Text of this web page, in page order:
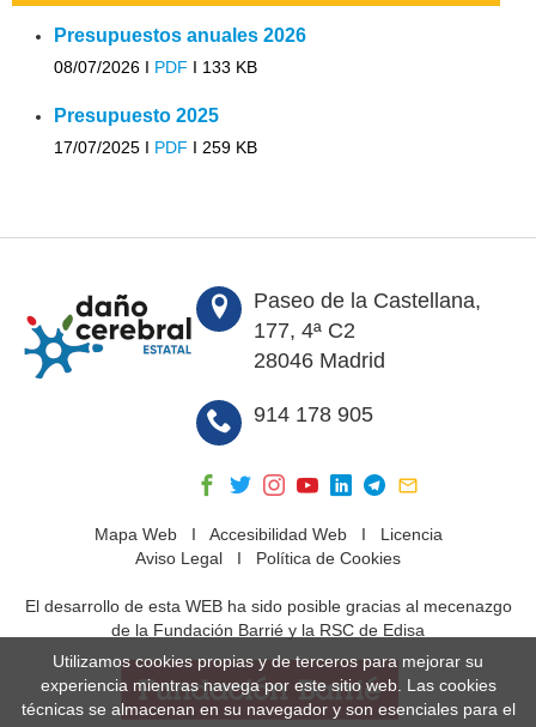
Presupuestos anuales 2026
08/07/2026 I PDF I 133 KB
Presupuesto 2025
17/07/2025 I PDF I 259 KB
Paseo de la Castellana,
177, 4ª C2
28046 Madrid
914 178 905
Mapa WebI Accesibilidad WebI Licencia
Aviso Legal I Política de Cookies
El desarrollo de esta WEB ha sido posible gracias al mecenazgo
de la Fundación Barrié y la RSC de Edisa
Utilizamos cookies propias y de terceros para mejorar su
experiencia mientras navega por este sitio web. Las cookies
técnicas se almacenan en su navegador y son esenciales para el